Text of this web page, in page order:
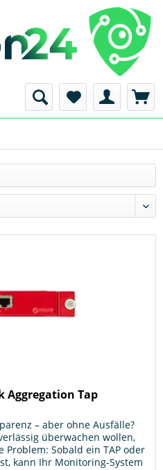
Aggregation Tap
– aber ohne Ausfälle?
überwachen wollen,
Sobald ein TAP oder
kann Ihr Monitoring-System